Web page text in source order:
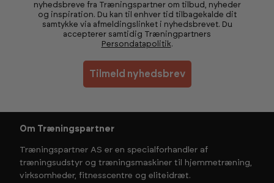
nyhedsbreve fra Træningspartner om tilbud, nyheder
og inspiration. Du kan til enhver tid tilbagekalde dit
samtykke via afmeldingslinket i nyhedsbrevet. Du
accepterer samtidig Træningpartners
Persondatapolitik.
Tilmeld nyhedsbrev
Om Træningspartner
Træningspartner AS er en specialforhandler af
træningsudstyr og træningsmaskiner til hjemmetræning,
virksomheder, fitnesscentre og eliteidræt.